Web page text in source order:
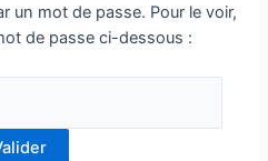
un mot de passe. Pour le voir,
de passe ci-dessous :